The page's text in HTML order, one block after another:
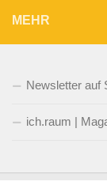
MEHR
Newsletter auf
ich.raum |